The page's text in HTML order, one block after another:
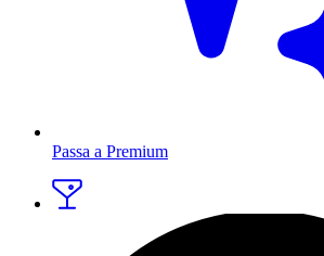
Passa a Premium